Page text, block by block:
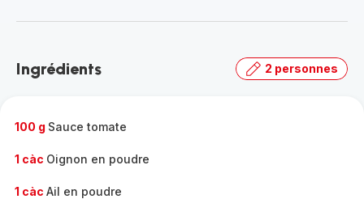
-
gamme
Ingrédients 2 personnes
100 g Sauce tomate
1 càc Oignon en poudre
1 càc Ail en poudre